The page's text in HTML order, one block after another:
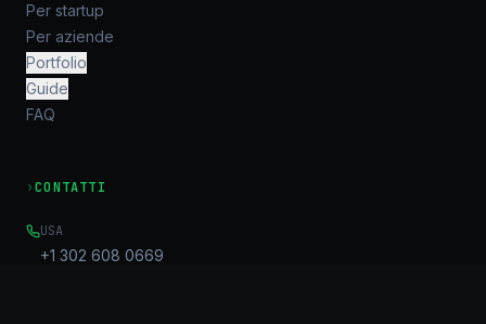
Per startup
Per aziende
Portfolio
Guide
FAQ
›CONTATTI
USA
+1 302 608 0669